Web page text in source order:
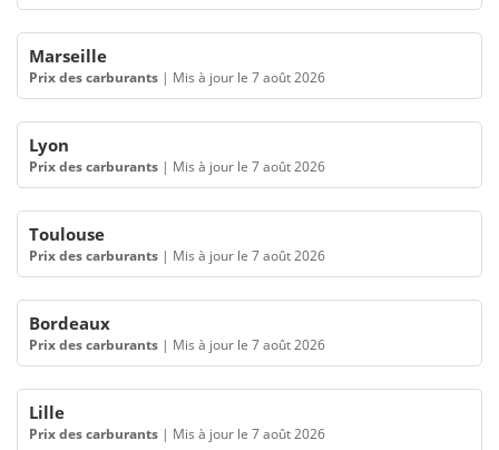
Marseille
Prix des carburants | Mis à jour le 7 août 2026
Lyon
Prix des carburants | Mis à jour le 7 août 2026
Toulouse
Prix des carburants | Mis à jour le 7 août 2026
Bordeaux
Prix des carburants | Mis à jour le 7 août 2026
Lille
Prix des carburants | Mis à jour le 7 août 2026